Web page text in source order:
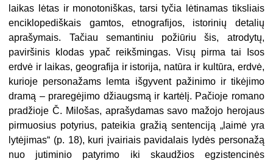
laikas lėtas ir monotoniškas, tarsi tyčia lėtinamas tiksliais
enciklopediškais gamtos, etnografijos, istori­nių detalių
aprašymais. Tačiau seman­tiniu požiūriu šis, atrodytų,
paviršinis klodas ypač reikšmingas. Visų pirma tai Isos
erdvė ir laikas, geografija ir istorija, natūra ir kultūra, erdvė,
ku­rioje personažams lemta išgyvent pažinimo ir tikėjimo
dramą – praregė­jimo džiaugsmą ir kartėlį. Pačioje ro­mano
pradžioje Č. Milošas, aprašydamas savo mažojo herojaus
pirmuosius potyrius, pateikia gražią sentenciją „laimė yra
lytėjimas“ (p. 18), kuri įvairiais pavidalais lydės personažą
nuo jutiminio patyrimo iki skaudžios egzistencinės